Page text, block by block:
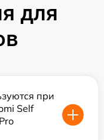
для
при
Self